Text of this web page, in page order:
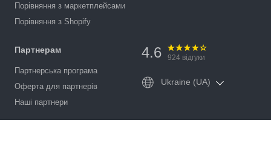
Порівняння з маркетплейсами
Порівняння з Shopify
Партнерам
Партнерська програма
Оферта для партнерів
Наші партнери
4.6 924 відгуки
Ukraine (UA)